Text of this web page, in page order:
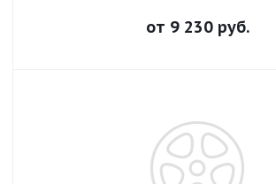
от 9 230руб.